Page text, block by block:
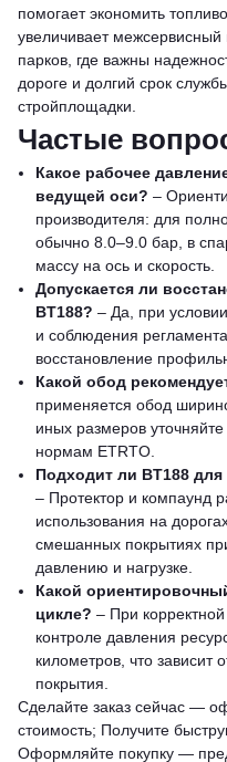
помогает экономить
увеличивает
парков, где важны
дороге и долгий срок
стройплощадки.
Частые
Какое рабочее
ведущей оси? –
производителя: для
обычно 8.0–9.0 бар, в
массу на ось и скорость.
Допускается ли
BT188? – Да, при
и соблюдения
восстановление
Какой обод
применяется обод
иных размеров
нормам ETRTO.
Подходит ли BT188 для
– Протектор и компаунд
использования на
смешанных покрытиях
давлению и нагрузке.
Какой
цикле? – При
контроле давления
километров, что зависит
покрытия.
Сделайте заказ сейчас —
стоимость; Получите
Оформляйте покупку —